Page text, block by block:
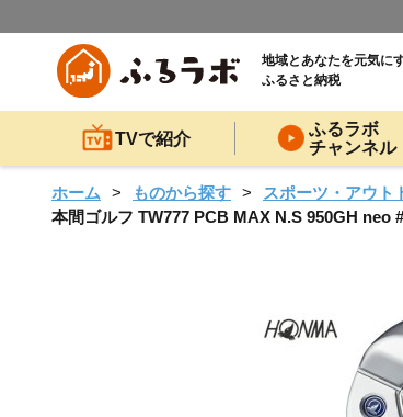
地域とあなたを元気に
ふるさと納税
TVで紹介
ふるラボ
チャンネル
ホーム ものから探す スポーツ・アウト
本間ゴルフ TW777 PCB MAX N.S 950GH